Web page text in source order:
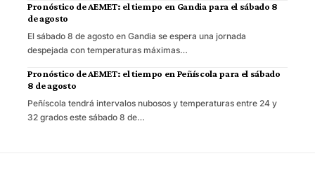
Pronóstico de AEMET: el tiempo en Gandia para el sábado 8
de agosto
El sábado 8 de agosto en Gandia se espera una jornada
despejada con temperaturas máximas…
Pronóstico de AEMET: el tiempo en Peñíscola para el sábado
8 de agosto
Peñíscola tendrá intervalos nubosos y temperaturas entre 24 y
32 grados este sábado 8 de…